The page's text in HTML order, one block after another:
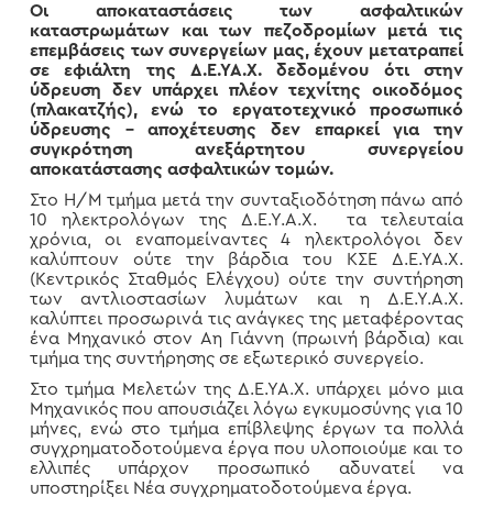
Οι αποκαταστάσεις των ασφαλτικών
καταστρωμάτων και των πεζοδρομίων μετά τις
επεμβάσεις των συνεργείων μας, έχουν μετατραπεί
σε εφιάλτη της Δ.Ε.ΥΑ.Χ. δεδομένου ότι στην
ύδρευση δεν υπάρχει πλέον τεχνίτης οικοδόμος
(πλακατζής), ενώ το εργατοτεχνικό προσωπικό
ύδρευσης – αποχέτευσης δεν επαρκεί για την
συγκρότηση ανεξάρτητου συνεργείου
αποκατάστασης ασφαλτικών τομών.
Στο Η/Μ τμήμα μετά την συνταξιοδότηση πάνω από
10 ηλεκτρολόγων της Δ.Ε.Υ.Α.Χ. τα τελευταία
χρόνια, οι εναπομείναντες 4 ηλεκτρολόγοι δεν
καλύπτουν ούτε την βάρδια του ΚΣΕ Δ.Ε.ΥΑ.Χ.
(Κεντρικός Σταθμός Ελέγχου) ούτε την συντήρηση
των αντλιοστασίων λυμάτων και η Δ.Ε.Υ.Α.Χ.
καλύπτει προσωρινά τις ανάγκες της μεταφέροντας
ένα Μηχανικό στον Αη Γιάννη (πρωινή βάρδια) και
τμήμα της συντήρησης σε εξωτερικό συνεργείο.
Στο τμήμα Μελετών της Δ.Ε.ΥΑ.Χ. υπάρχει μόνο μια
Μηχανικός που απουσιάζει λόγω εγκυμοσύνης για 10
μήνες, ενώ στο τμήμα επίβλεψης έργων τα πολλά
συγχρηματοδοτούμενα έργα που υλοποιούμε και το
ελλιπές υπάρχον προσωπικό αδυνατεί να
υποστηρίξει Νέα συγχρηματοδοτούμενα έργα.